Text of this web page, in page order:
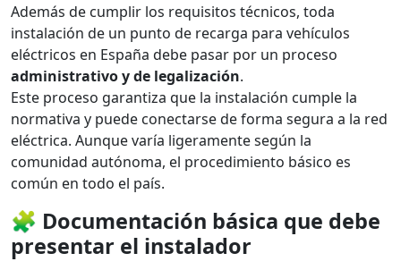
Además de cumplir los requisitos técnicos, toda
instalación de un punto de recarga para vehículos
eléctricos en España debe pasar por un proceso
administrativo y de legalización.
Este proceso garantiza que la instalación cumple la
normativa y puede conectarse de forma segura a la red
eléctrica. Aunque varía ligeramente según la
comunidad autónoma, el procedimiento básico es
común en todo el país.
🧩 Documentación básica que debe
presentar el instalador